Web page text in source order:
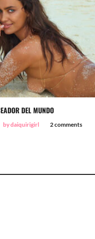
DEL MUNDO
by daiquirigirl 2 comments